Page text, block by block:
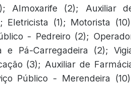
Almoxarife (2); Auxiliar
Eletricista (1); Motorista
- Pedreiro (2);
e Pá-Carregadeira (2);
(3); Auxiliar de
Público - Merendeira